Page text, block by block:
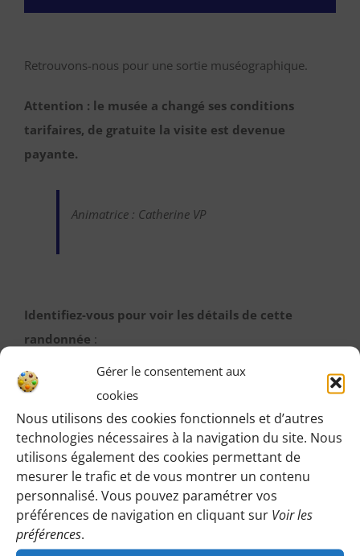
Gérer le consentement aux
cookies
Nous utilisons des cookies fonctionnels et d’autres
technologies nécessaires à la navigation du site. Nous
utilisons également des cookies permettant de
mesurer le trafic et de vous montrer un contenu
personnalisé. Vous pouvez paramétrer vos
préférences de navigation en cliquant sur Voir les
préférences.
Retrouvons-nous pour une sortie muséographique.
Attention : le musée a changé ses conditions
tarifaires, de gratuite la visite est devenue
payante.
Animatrice : Catherine VP
Identifiez-vous pour voir les détails de cette
randonnée :
Une fois identifiée en tant qu’adhérente, vous pourrez
accéder ici à toutes les informations de rendez-vous,
horaires, lieux etc.
M’IDENTIFIER
Vous pouvez participer à une randonnée d’essai